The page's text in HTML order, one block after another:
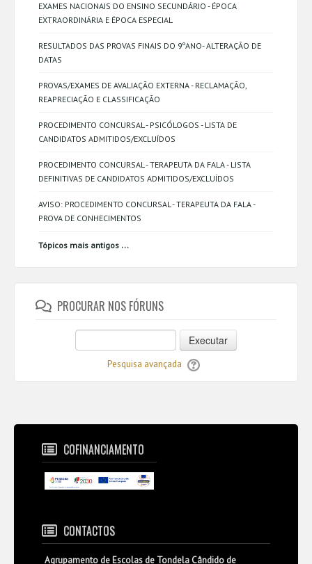
EXAMES NACIONAIS DO ENSINO SECUNDÁRIO - ÉPOCA
EXTRAORDINÁRIA E ÉPOCA ESPECIAL
RESULTADOS DAS PROVAS FINAIS DO 9ºANO- ALTERAÇÃO DE
DATAS
PROVAS/EXAMES DE AVALIAÇÃO EXTERNA - RECLAMAÇÃO,
REAPRECIAÇÃO E CLASSIFICAÇÃO
PROCEDIMENTO CONCURSAL - PSICÓLOGOS - LISTA DE
CANDIDATOS ADMITIDOS/EXCLUÍDOS
PROCEDIMENTO CONCURSAL - TERAPEUTA DA FALA - LISTA
DEFINITIVAS DE CANDIDATOS ADMITIDOS/EXCLUÍDOS
AVISO: PROCEDIMENTO CONCURSAL - TERAPEUTA DA FALA -
PROVA DE CONHECIMENTOS
Tópicos mais antigos ...
PROCURAR NOS FÓRUNS
Executar
Pesquisa avançada
COFINANCIAMENTO
CONTACTOS
Agrupamento de Escolas de Tondela Cândido de